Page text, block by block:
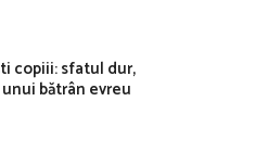
copiii: sfatul dur,
bătrân evreu